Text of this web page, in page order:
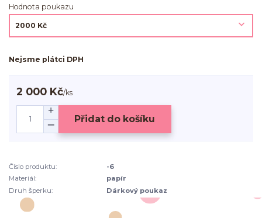
Hodnota poukazu
Nejsme plátci DPH
2 000 Kč/ks
Přidat do košíku
Číslo produktu:
-6
Materiál:
papír
Druh šperku:
Dárkový poukaz